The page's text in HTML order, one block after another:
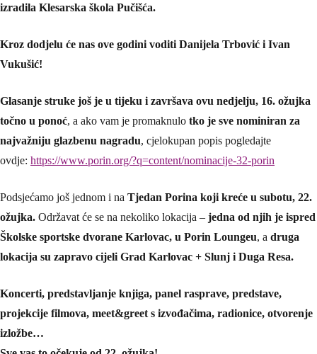
izradila Klesarska škola Pučišća.
Kroz dodjelu će nas ove godini voditi Danijela Trbović i Ivan
Vukušić!
Glasanje struke još je u tijeku i završava ovu nedjelju, 16. ožujka
točno u ponoć, a ako vam je promaknulo tko je sve nominiran za
najvažniju glazbenu nagradu, cjelokupan popis pogledajte
ovdje: https://www.porin.org/?q=content/nominacije-32-porin
Podsjećamo još jednom i na Tjedan Porina koji kreće u subotu, 22.
ožujka. Održavat će se na nekoliko lokacija – jedna od njih je ispred
Školske sportske dvorane Karlovac, u Porin Loungeu, a druga
lokacija su zapravo cijeli Grad Karlovac + Slunj i Duga Resa.
Koncerti, predstavljanje knjiga, panel rasprave, predstave,
projekcije filmova, meet&greet s izvođačima, radionice, otvorenje
izložbe…